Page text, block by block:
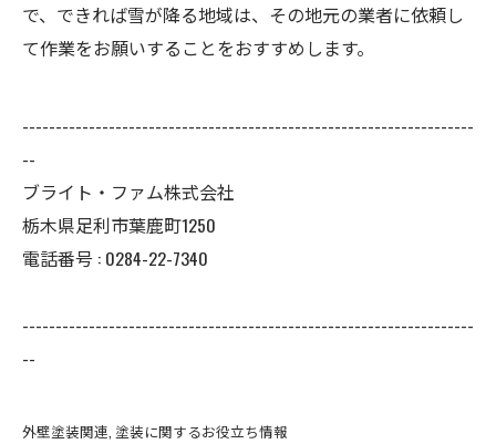
で、できれば雪が降る地域は、その地元の業者に依頼し
て作業をお願いすることをおすすめします。
--------------------------------------------------------------------
--
ブライト・ファム株式会社
栃木県足利市葉鹿町1250
電話番号 : 0284-22-7340
--------------------------------------------------------------------
--
外壁塗装関連 塗装に関するお役立ち情報